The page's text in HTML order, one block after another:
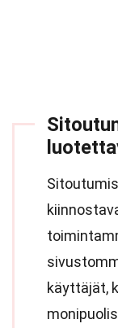
käyttäjät,